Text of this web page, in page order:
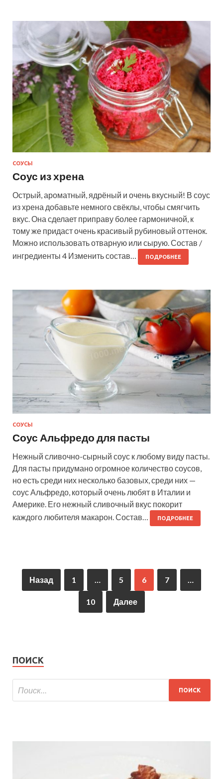
СОУСЫ
Соус из хрена
Острый, ароматный, ядрёный и очень вкусный! В соус
из хрена добавьте немного свёклы, чтобы смягчить
вкус. Она сделает приправу более гармоничной, к
тому же придаст очень красивый рубиновый оттенок.
Можно использовать отварную или сырую. Состав /
ингредиенты 4 Изменить состав…
ПОДРОБНЕЕ
СОУСЫ
Соус Альфредо для пасты
Нежный сливочно-сырный соус к любому виду пасты.
Для пасты придумано огромное количество соусов,
но есть среди них несколько базовых, среди них —
соус Альфредо, который очень любят в Италии и
Америке. Его нежный сливочный вкус покорит
каждого любителя макарон. Состав…
ПОДРОБНЕЕ
Назад 1 … 5 6 7 …
10 Далее
ПОИСК